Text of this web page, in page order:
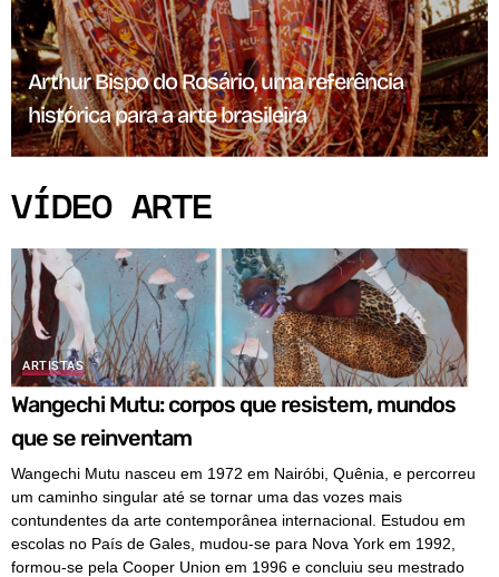
Arthur Bispo do Rosário, uma referência
histórica para a arte brasileira
VÍDEO ARTE
ARTISTAS
Wangechi Mutu: corpos que resistem, mundos
que se reinventam
Wangechi Mutu nasceu em 1972 em Nairóbi, Quênia, e percorreu
um caminho singular até se tornar uma das vozes mais
contundentes da arte contemporânea internacional. Estudou em
escolas no País de Gales, mudou-se para Nova York em 1992,
formou-se pela Cooper Union em 1996 e concluiu seu mestrado